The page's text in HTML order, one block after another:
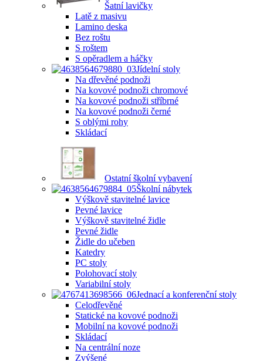
Šatní lavičky
Latě z masivu
Lamino deska
Bez roštu
S roštem
S opěradlem a háčky
Jídelní stoly
Na dřevěné podnoži
Na kovové podnoži chromové
Na kovové podnoži stříbrné
Na kovové podnoži černé
S oblými rohy
Skládací
Ostatní školní vybavení
Školní nábytek
Výškově stavitelné lavice
Pevné lavice
Výškově stavitelné židle
Pevné židle
Židle do učeben
Katedry
PC stoly
Polohovací stoly
Variabilní stoly
Jednací a konferenční stoly
Celodřevěné
Statické na kovové podnoži
Mobilní na kovové podnoži
Skládací
Na centrální noze
Zvýšené